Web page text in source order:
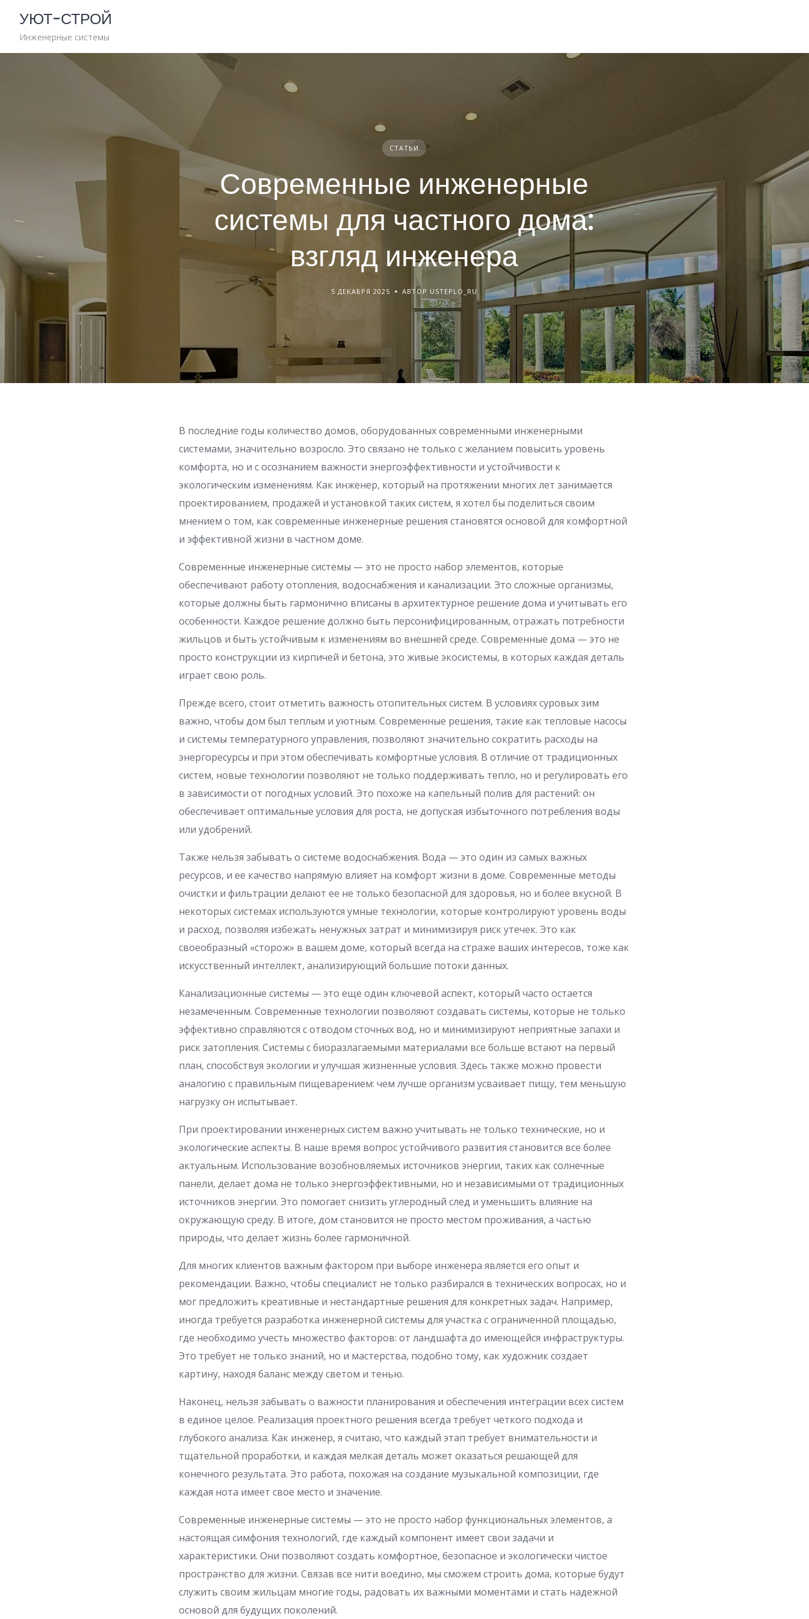
content
УЮТ-СТРОЙ
Инженерные системы
СТАТЬИ
Современные инженерные
системы для частного дома:
взгляд инженера
5 ДЕКАБРЯ 2025 АВТОР USTEPLO_RU
В последние годы количество домов, оборудованных современными инженерными
системами, значительно возросло. Это связано не только с желанием повысить уровень
комфорта, но и с осознанием важности энергоэффективности и устойчивости к
экологическим изменениям. Как инженер, который на протяжении многих лет занимается
проектированием, продажей и установкой таких систем, я хотел бы поделиться своим
мнением о том, как современные инженерные решения становятся основой для комфортной
и эффективной жизни в частном доме.
Современные инженерные системы — это не просто набор элементов, которые
обеспечивают работу отопления, водоснабжения и канализации. Это сложные организмы,
которые должны быть гармонично вписаны в архитектурное решение дома и учитывать его
особенности. Каждое решение должно быть персонифицированным, отражать потребности
жильцов и быть устойчивым к изменениям во внешней среде. Современные дома — это не
просто конструкции из кирпичей и бетона, это живые экосистемы, в которых каждая деталь
играет свою роль.
Прежде всего, стоит отметить важность отопительных систем. В условиях суровых зим
важно, чтобы дом был теплым и уютным. Современные решения, такие как тепловые насосы
и системы температурного управления, позволяют значительно сократить расходы на
энергоресурсы и при этом обеспечивать комфортные условия. В отличие от традиционных
систем, новые технологии позволяют не только поддерживать тепло, но и регулировать его
в зависимости от погодных условий. Это похоже на капельный полив для растений: он
обеспечивает оптимальные условия для роста, не допуская избыточного потребления воды
или удобрений.
Также нельзя забывать о системе водоснабжения. Вода — это один из самых важных
ресурсов, и ее качество напрямую влияет на комфорт жизни в доме. Современные методы
очистки и фильтрации делают ее не только безопасной для здоровья, но и более вкусной. В
некоторых системах используются умные технологии, которые контролируют уровень воды
и расход, позволяя избежать ненужных затрат и минимизируя риск утечек. Это как
своеобразный «сторож» в вашем доме, который всегда на страже ваших интересов, тоже как
искусственный интеллект, анализирующий большие потоки данных.
Канализационные системы — это еще один ключевой аспект, который часто остается
незамеченным. Современные технологии позволяют создавать системы, которые не только
эффективно справляются с отводом сточных вод, но и минимизируют неприятные запахи и
риск затопления. Системы с биоразлагаемыми материалами все больше встают на первый
план, способствуя экологии и улучшая жизненные условия. Здесь также можно провести
аналогию с правильным пищеварением: чем лучше организм усваивает пищу, тем меньшую
нагрузку он испытывает.
При проектировании инженерных систем важно учитывать не только технические, но и
экологические аспекты. В наше время вопрос устойчивого развития становится все более
актуальным. Использование возобновляемых источников энергии, таких как солнечные
панели, делает дома не только энергоэффективными, но и независимыми от традиционных
источников энергии. Это помогает снизить углеродный след и уменьшить влияние на
окружающую среду. В итоге, дом становится не просто местом проживания, а частью
природы, что делает жизнь более гармоничной.
Для многих клиентов важным фактором при выборе инженера является его опыт и
рекомендации. Важно, чтобы специалист не только разбирался в технических вопросах, но и
мог предложить креативные и нестандартные решения для конкретных задач. Например,
иногда требуется разработка инженерной системы для участка с ограниченной площадью,
где необходимо учесть множество факторов: от ландшафта до имеющейся инфраструктуры.
Это требует не только знаний, но и мастерства, подобно тому, как художник создает
картину, находя баланс между светом и тенью.
Наконец, нельзя забывать о важности планирования и обеспечения интеграции всех систем
в единое целое. Реализация проектного решения всегда требует четкого подхода и
глубокого анализа. Как инженер, я считаю, что каждый этап требует внимательности и
тщательной проработки, и каждая мелкая деталь может оказаться решающей для
конечного результата. Это работа, похожая на создание музыкальной композиции, где
каждая нота имеет свое место и значение.
Современные инженерные системы — это не просто набор функциональных элементов, а
настоящая симфония технологий, где каждый компонент имеет свои задачи и
характеристики. Они позволяют создать комфортное, безопасное и экологически чистое
пространство для жизни. Связав все нити воедино, мы сможем строить дома, которые будут
служить своим жильцам многие годы, радовать их важными моментами и стать надежной
основой для будущих поколений.